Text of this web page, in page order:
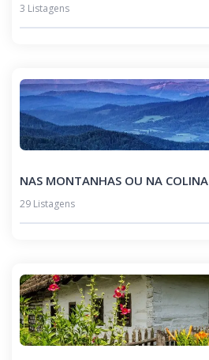
3 Listagens
NAS MONTANHAS OU NA COLINA
29 Listagens